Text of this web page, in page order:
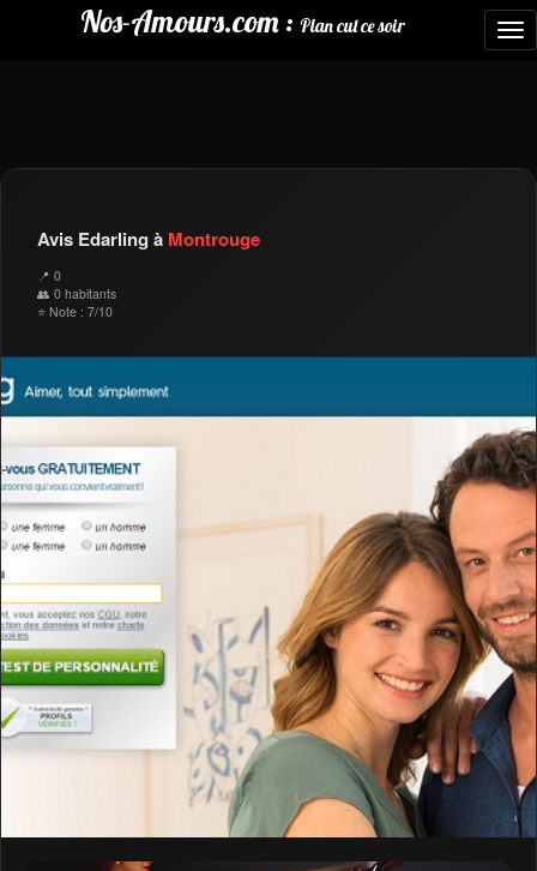
Nos-Amours.com : Plan cul ce soir
Avis Edarling à Montrouge
📍 0
👥 0 habitants
⭐ Note : 7/10